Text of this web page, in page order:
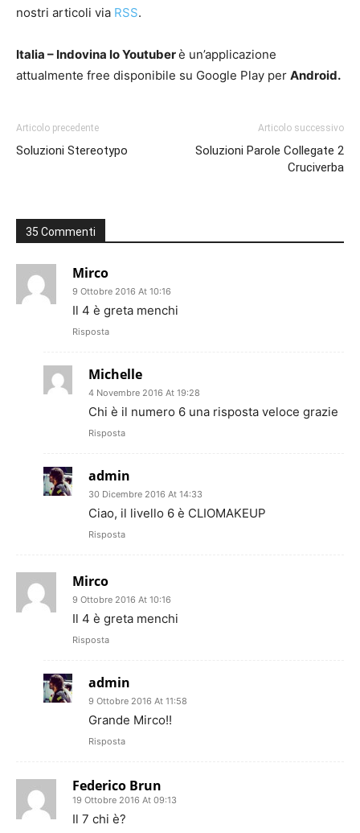
nostri articoli via RSS.
Italia – Indovina lo Youtuberè un’applicazione
attualmente free disponibile su Google Play per Android.
Articolo precedente
Soluzioni Stereotypo
Articolo successivo
Soluzioni Parole Collegate 2
Cruciverba
35 Commenti
Mirco
9 Ottobre 2016 At 10:16
Il 4 è greta menchi
Risposta
Michelle
4 Novembre 2016 At 19:28
Chi è il numero 6 una risposta veloce grazie
Risposta
admin
30 Dicembre 2016 At 14:33
Ciao, il livello 6 è CLIOMAKEUP
Risposta
Mirco
9 Ottobre 2016 At 10:16
Il 4 è greta menchi
Risposta
admin
9 Ottobre 2016 At 11:58
Grande Mirco!!
Risposta
Federico Brun
19 Ottobre 2016 At 09:13
Il 7 chi è?